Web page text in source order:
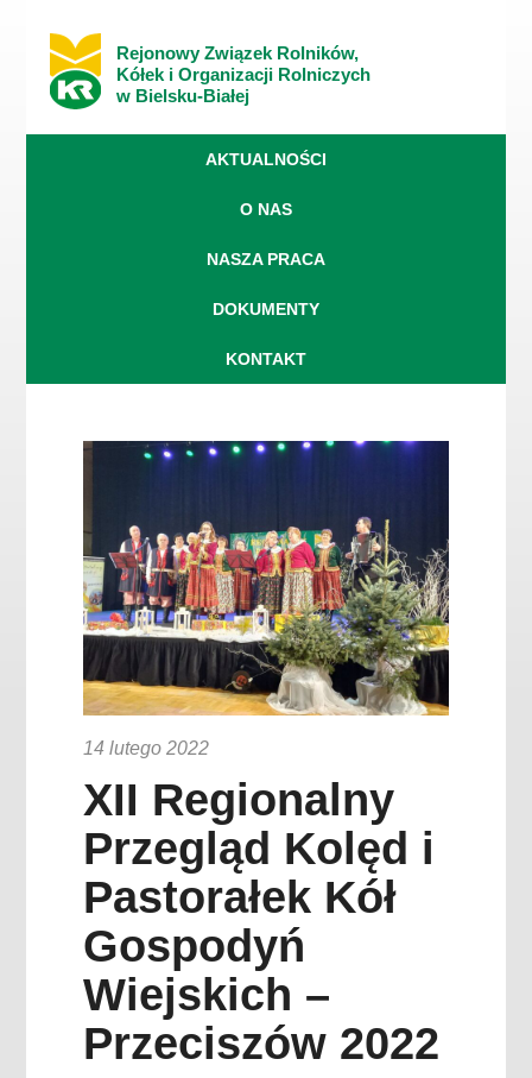
Rejonowy Związek Rolników,
Kółek i Organizacji Rolniczych
w Bielsku-Białej
AKTUALNOŚCI
O NAS
NASZA PRACA
DOKUMENTY
KONTAKT
14 lutego 2022
XII Regionalny
Przegląd Kolęd i
Pastorałek Kół
Gospodyń
Wiejskich –
Przeciszów 2022